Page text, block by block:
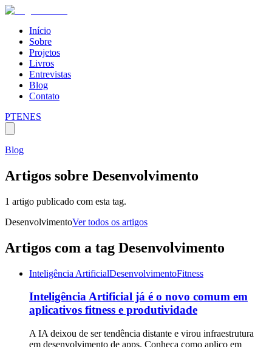
Início
Sobre
Projetos
Livros
Entrevistas
Blog
Contato
PTENES
Blog
Artigos sobre Desenvolvimento
1 artigo publicado com esta tag.
DesenvolvimentoVer todos os artigos
Artigos com a tag Desenvolvimento
Inteligência ArtificialDesenvolvimentoFitness
Inteligência Artificial já é o novo comum em
aplicativos fitness e produtividade
A IA deixou de ser tendência distante e virou infraestrutura
em desenvolvimento de apps. Conheça como aplico em